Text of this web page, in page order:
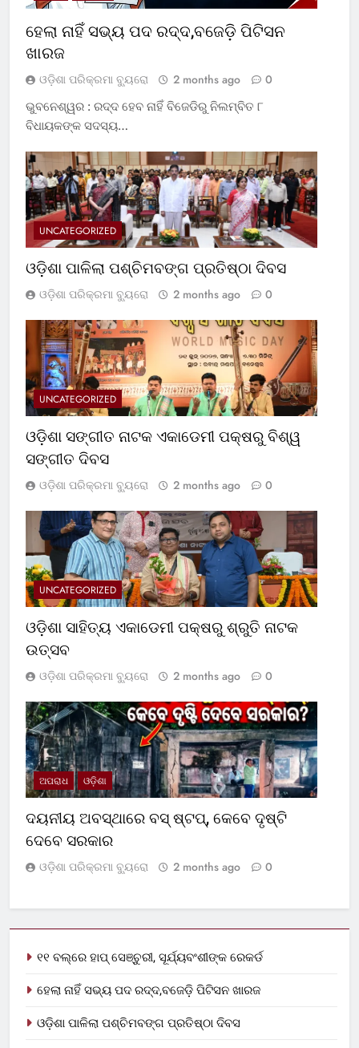
ହେଲା ନାହିଁ ସଭ୍ୟ ପଦ ରଦ୍ଦ,ବଜେଡ଼ି ପିଟିସନ
ଖାରଜ
ଓଡ଼ିଶା ପରିକ୍ରମା ବ୍ୟୁରୋ 2 months ago 0
ଭୁବନେଶ୍ୱର : ରଦ୍ଦ ହେବ ନାହିଁ ବିଜେଡିରୁ ନିଲମ୍ବିତ ୮
ବିଧାୟକଙ୍କ ସଦସ୍ୟ…
UNCATEGORIZED
ଓଡ଼ିଶା ପାଳିଲା ପଶ୍ଚିମବଙ୍ଗ ପ୍ରତିଷ୍ଠା ଦିବସ
ଓଡ଼ିଶା ପରିକ୍ରମା ବ୍ୟୁରୋ 2 months ago 0
UNCATEGORIZED
ଓଡ଼ିଶା ସଙ୍ଗୀତ ନାଟକ ଏକାଡେମୀ ପକ୍ଷରୁ ବିଶ୍ୱ
ସଙ୍ଗୀତ ଦିବସ
ଓଡ଼ିଶା ପରିକ୍ରମା ବ୍ୟୁରୋ 2 months ago 0
UNCATEGORIZED
ଓଡ଼ିଶା ସାହିତ୍ୟ ଏକାଡେମୀ ପକ୍ଷରୁ ଶ୍ରୁତି ନାଟକ
ଉତ୍ସବ
ଓଡ଼ିଶା ପରିକ୍ରମା ବ୍ୟୁରୋ 2 months ago 0
ଅପରାଧ ଓଡ଼ିଶା
ଦୟନୀୟ ଅବସ୍ଥାରେ ବସ୍‌ ଷ୍ଟପ୍‌, କେବେ ଦୃଷ୍ଟି
ଦେବେ ସରକାର
ଓଡ଼ିଶା ପରିକ୍ରମା ବ୍ୟୁରୋ 2 months ago 0
୧୧ ବଲ୍‌ରେ ହାପ୍ ସେଞ୍ଚୁରୀ, ସୂର୍ଯ୍ୟବଂଶୀଙ୍କ ରେକର୍ଡ
ହେଲା ନାହିଁ ସଭ୍ୟ ପଦ ରଦ୍ଦ,ବଜେଡ଼ି ପିଟିସନ ଖାରଜ
ଓଡ଼ିଶା ପାଳିଲା ପଶ୍ଚିମବଙ୍ଗ ପ୍ରତିଷ୍ଠା ଦିବସ